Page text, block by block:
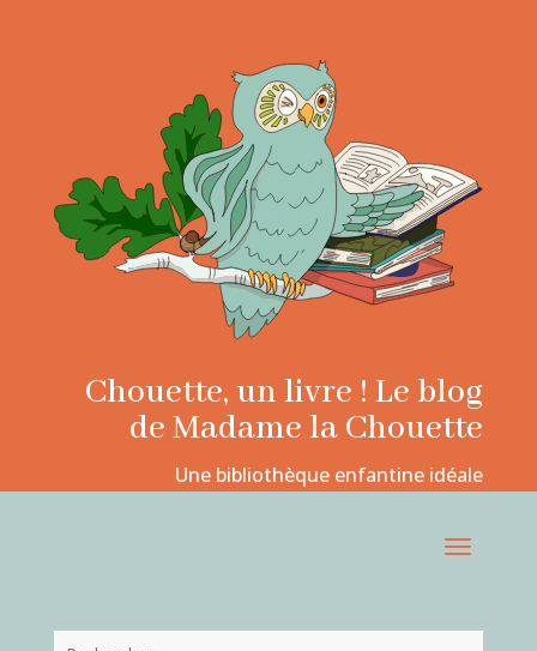
Chouette, un livre ! Le blog
de Madame la Chouette
Une bibliothèque enfantine idéale